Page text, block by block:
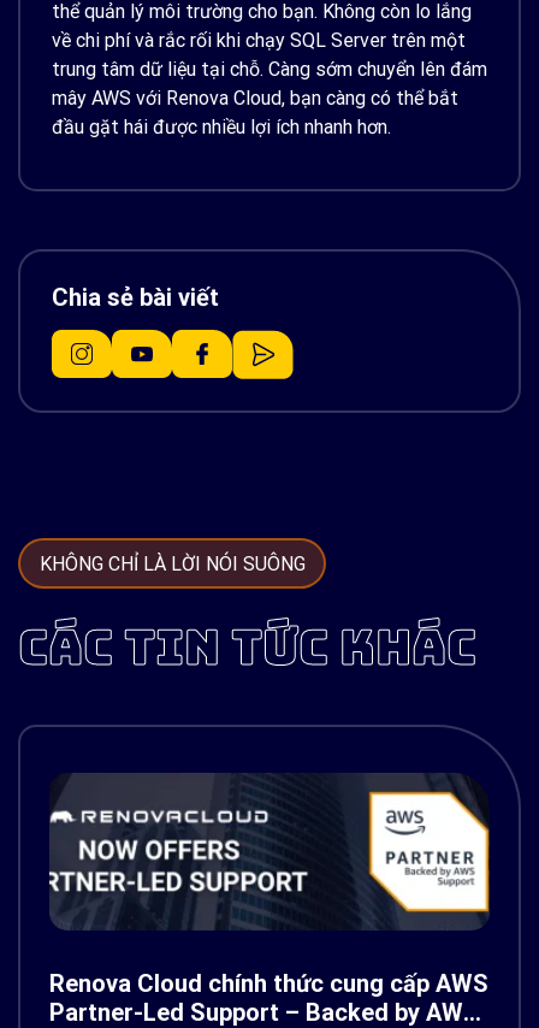
thể quản lý môi trường cho bạn. Không còn lo lắng
về chi phí và rắc rối khi chạy SQL Server trên một
trung tâm dữ liệu tại chỗ. Càng sớm chuyển lên đám
mây AWS với Renova Cloud, bạn càng có thể bắt
đầu gặt hái được nhiều lợi ích nhanh hơn.
Chia sẻ bài viết
KHÔNG CHỈ LÀ LỜI NÓI SUÔNG
CÁC TIN TỨC KHÁC
Renova Cloud chính thức cung cấp AWS
Partner-Led Support – Backed by AWS